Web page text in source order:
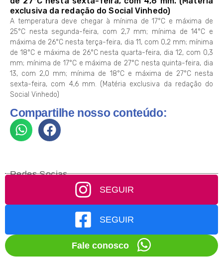
exclusiva da redação do Social Vinhedo)
A temperatura deve chegar à mínima de 17°C e máxima de
25°C nesta segunda-feira, com 2,7 mm; mínima de 14°C e
máxima de 26°C nesta terça-feira, dia 11, com 0,2 mm; mínima
de 18°C e máxima de 26°C nesta quarta-feira, dia 12, com 0,3
mm; mínima de 17°C e máxima de 27°C nesta quinta-feira, dia
13, com 2,0 mm; mínima de 18°C e máxima de 27°C nesta
sexta-feira, com 4,6 mm. (Matéria exclusiva da redação do
Social Vinhedo)
Compartilhe nosso conteúdo:
Redes Socias
SEGUIR
SEGUIR
Fale conosco